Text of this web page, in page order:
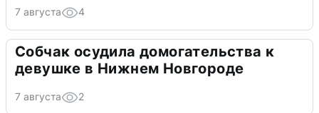
7 августа 4
Собчак осудила домогательства к
девушке в Нижнем Новгороде
7 августа 2